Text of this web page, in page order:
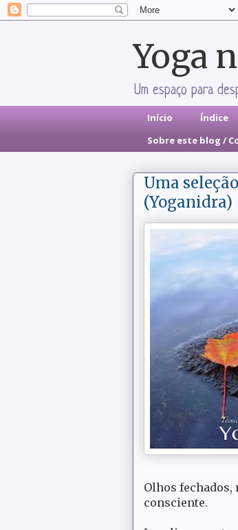
Yoga
Um espaço para
Início Índice
Sobre este blog /
Uma
(Yoganidra)
Olhos
consciente.